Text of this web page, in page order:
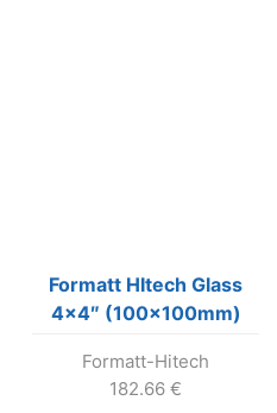
Formatt HItech Glass
4×4″ (100x100mm)
Formatt-Hitech
182.66€